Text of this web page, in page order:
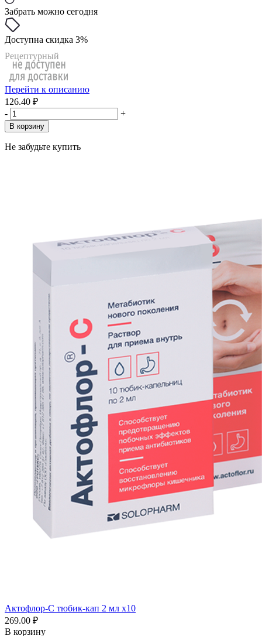
Забрать можно сегодня
Доступна скидка 3%
Рецептурный
Перейти к описанию
126.40 ₽
-
+
В корзину
Не забудьте купить
Актофлор-С тюбик-кап 2 мл x10
269.00 ₽
В корзину